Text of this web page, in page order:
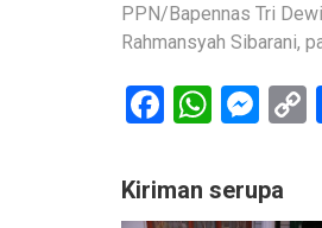
PPN/Bapennas Tri
Rahmansyah Sibarani,
Facebook
Kiriman serupa